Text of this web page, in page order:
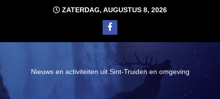
ZATERDAG, AUGUSTUS 8, 2026
Nieuws en activiteiten uit Sint-Truiden en omgeving